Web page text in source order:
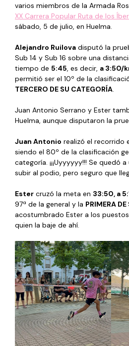
varios miembros de la Armada
XX Carrera Popular Ruta de los
sábado, 5 de julio, en Huelma.
Alejandro Ruilova disputó la
Sub 14 y Sub 16 sobre una
tiempo de 5:45, es decir, a 3:50/
permitió ser el 10º de la
TERCERO DE SU CATEGORÍA.
Juan Antonio Serrano y Ester
Huelma, aunque disputaron la
Juan Antonio realizó el recorrido
siendo el 80º de la clasificación
categoría. ¡¡¡Uyyyyyy!!! Se quedó
subir al podio, pero seguro que
Ester cruzó la meta en 33:50, a
97ª de la general y la PRIMERA
acostumbrado Ester a los
quien la baje de ahí.